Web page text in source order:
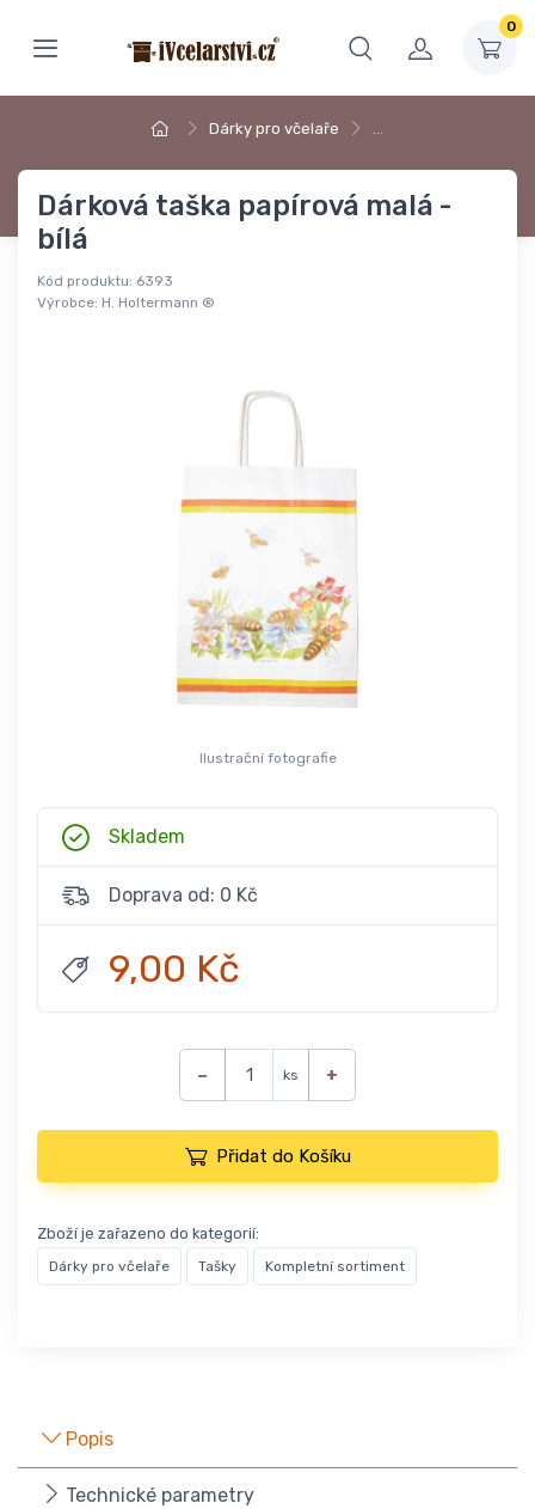
0
Dárky pro včelaře …
Dárková taška papírová malá -
bílá
Kód produktu: 6393
Výrobce: H. Holtermann ®
Ilustrační fotografie
Skladem
Doprava od: 0 Kč
9,00 Kč
− ks +
Přidat do Košíku
Zboží je zařazeno do kategorií:
Dárky pro včelaře Tašky Kompletní sortiment
Popis
Technické parametry